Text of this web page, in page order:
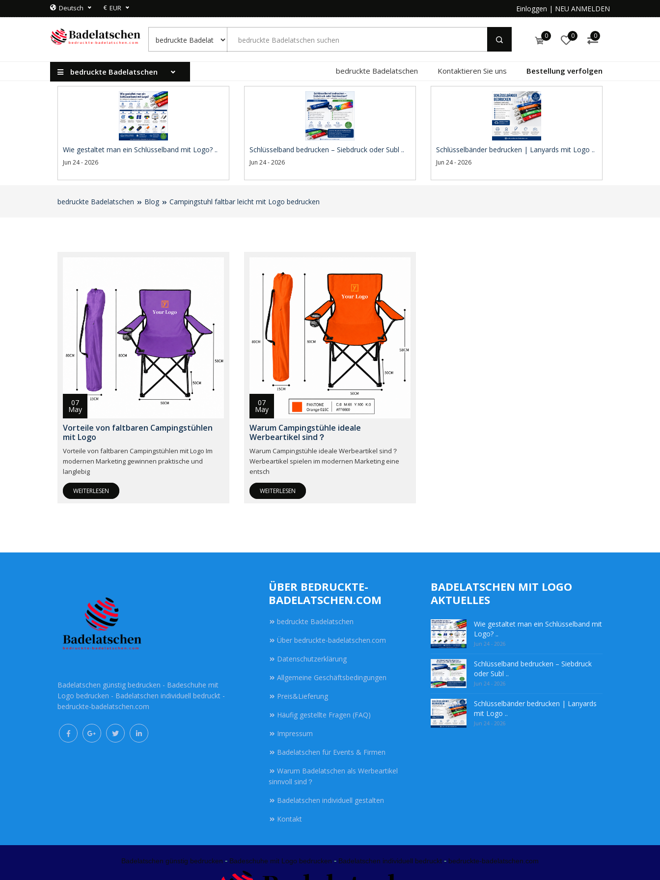
Deutsch € EUR Einloggen | NEU ANMELDEN
0 0 0
bedruckte Badelatschen bedruckte Badelatschen Kontaktieren Sie uns Bestellung verfolgen
Wie gestaltet man ein Schlüsselband mit Logo? ..
Jun 24 - 2026
Schlüsselband bedrucken – Siebdruck oder Subl ..
Jun 24 - 2026
Schlüsselbänder bedrucken | Lanyards mit Logo ..
Jun 24 - 2026
bedruckte Badelatschen Blog Campingstuhl faltbar leicht mit Logo bedrucken
07
May
Vorteile von faltbaren Campingstühlen
mit Logo
Vorteile von faltbaren Campingstühlen mit Logo Im
modernen Marketing gewinnen praktische und
langlebig
WEITERLESEN
07
May
Warum Campingstühle ideale
Werbeartikel sind？
Warum Campingstühle ideale Werbeartikel sind？
Werbeartikel spielen im modernen Marketing eine
entsch
WEITERLESEN
Badelatschen günstig bedrucken - Badeschuhe mit
Logo bedrucken - Badelatschen individuell bedruckt -
bedruckte-badelatschen.com
ÜBER BEDRUCKTE-
BADELATSCHEN.COM
bedruckte Badelatschen
Über bedruckte-badelatschen.com
Datenschutzerklärung
Allgemeine Geschäftsbedingungen
Preis&Lieferung
Häufig gestellte Fragen (FAQ)
Impressum
Badelatschen für Events & Firmen
Warum Badelatschen als Werbeartikel
sinnvoll sind？
Badelatschen individuell gestalten
Kontakt
BADELATSCHEN MIT LOGO
AKTUELLES
Wie gestaltet man ein Schlüsselband mit
Logo? ..
Jun 24 - 2026
Schlüsselband bedrucken – Siebdruck
oder Subl ..
Jun 24 - 2026
Schlüsselbänder bedrucken | Lanyards
mit Logo ..
Jun 24 - 2026
Badelatschen günstig bedrucken - Badeschuhe mit Logo bedrucken - Badelatschen individuell bedruckt - bedruckte-badelatschen.com